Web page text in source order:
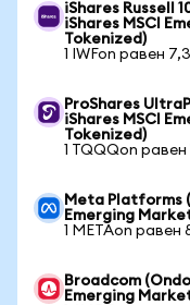
iShares Russell
iShares MSCI
Tokenized)
1 IWFon равен
ProShares
iShares MSCI
Tokenized)
1 TQQQon равен
Meta Platforms
Emerging
1 METAon равен
Broadcom
Emerging